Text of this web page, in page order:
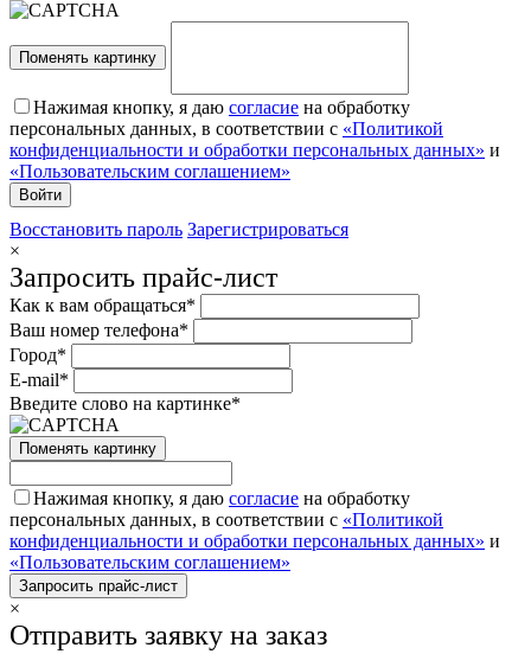
Поменять картинку
Нажимая кнопку, я даю согласие на обработку
персональных данных, в соответствии с «Политикой
конфиденциальности и обработки персональных данных» и
«Пользовательским соглашением»
Восстановить пароль Зарегистрироваться
×
Запросить прайс-лист
Как к вам обращаться*
Ваш номер телефона*
Город*
E-mail*
Введите слово на картинке*
Поменять картинку
Нажимая кнопку, я даю согласие на обработку
персональных данных, в соответствии с «Политикой
конфиденциальности и обработки персональных данных» и
«Пользовательским соглашением»
×
Отправить заявку на заказ